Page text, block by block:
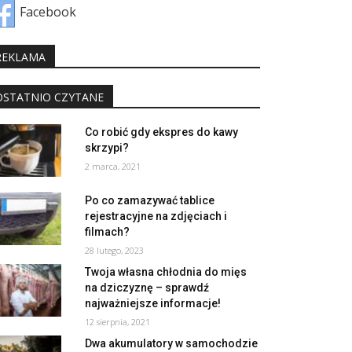
Facebook
CZYTANE
Co robić gdy ekspres do kawy
skrzypi?
2 marca, 2021
Po co zamazywać tablice
rejestracyjne na zdjęciach i
filmach?
28 lutego, 2023
Twoja własna chłodnia do mięs
na dziczyznę – sprawdź
najważniejsze informacje!
12 sierpnia, 2021
Dwa akumulatory w samochodzie